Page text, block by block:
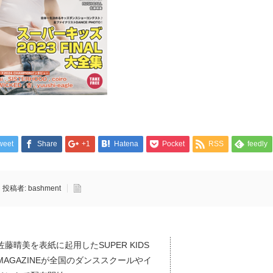
Share +1 Hatena Pocket RSS feedly
投稿者: bashment
藤晴美を表紙に起用したSUPER KIDS
が全国のダンススクールやイ